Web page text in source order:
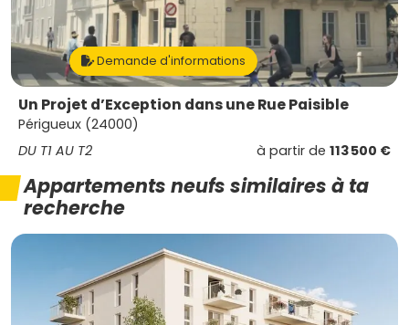
Demande d'informations
Un Projet d’Exception dans une Rue Paisible
Périgueux (24000)
DU T1 AU T2
à partir de 113 500 €
Appartements neufs similaires à ta
recherche